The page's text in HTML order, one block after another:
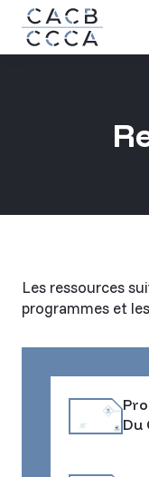
Les ressources
programmes et
Du